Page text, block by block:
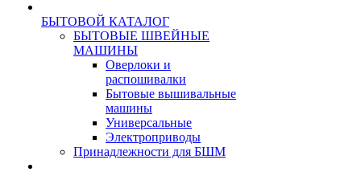
БЫТОВОЙ КАТАЛОГ
БЫТОВЫЕ ШВЕЙНЫЕ
МАШИНЫ
Оверлоки и
распошивалки
Бытовые вышивальные
машины
Универсальные
Электроприводы
Принадлежности для БШМ